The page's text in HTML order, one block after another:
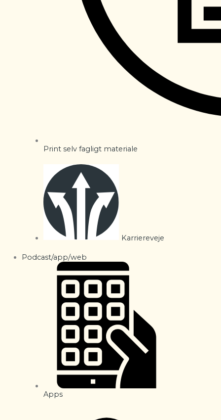
Print selv fagligt materiale
Karriereveje
Podcast/app/web
Apps